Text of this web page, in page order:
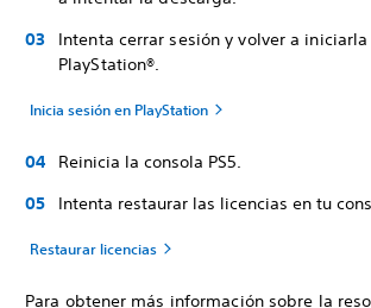
Intenta cerrar sesión y volver a
PlayStation®.
Inicia sesión en PlayStation
Reinicia la consola PS5.
Intenta restaurar las licencias en tu
Restaurar licencias
Para obtener más información sobre la